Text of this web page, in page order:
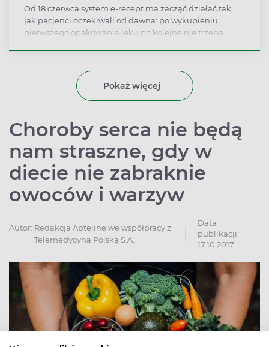
Od 18 czerwca system e‑recept ma zacząć działać tak,
jak pacjenci oczekiwali od dawna: po wykupieniu
pierwszego opakowania leku po kolejne nie trzeba
Pokaż więcej
Choroby serca nie będą
nam straszne, gdy w
diecie nie zabraknie
owoców i warzyw
Autor: Redakcja Apteline we współpracy z
Telemedycyną Polską S.A.
Data
publikacji:
17.10.2017